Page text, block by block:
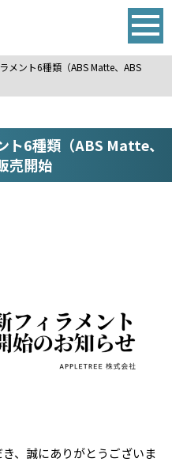
メント6種類（ABS Matte、ABS
ト6種類（ABS Matte、
売開始
、誠にありがとうございま